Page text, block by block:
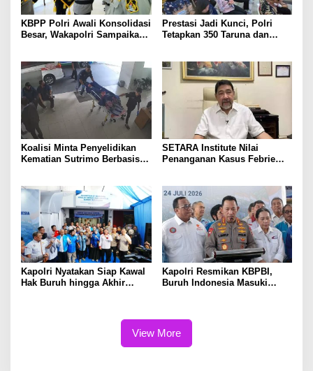
KBPP Polri Awali Konsolidasi
Besar, Wakapolri Sampaikan
Prestasi Jadi Kunci, Polri
Tetapkan 350 Taruna dan
Koalisi Minta Penyelidikan
Kematian Sutrimo Berbasis
SETARA Institute Nilai
Penanganan Kasus Febrie
Kapolri Nyatakan Siap Kawal
Hak Buruh hingga Akhir
Kapolri Resmikan KBPBI,
Buruh Indonesia Masuki
View More